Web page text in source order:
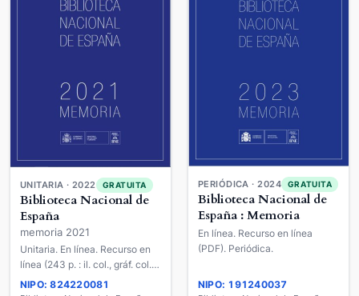
UNITARIA · 2022 GRATUITA
Biblioteca Nacional de
España
memoria 2021
Unitaria. En línea. Recurso en
línea (243 p. : il. col., gráf. col.,
PDF).
NIPO: 824220081
PERIÓDICA · 2024 GRATUITA
Biblioteca Nacional de
España : Memoria
En línea. Recurso en línea
(PDF). Periódica.
NIPO: 191240037